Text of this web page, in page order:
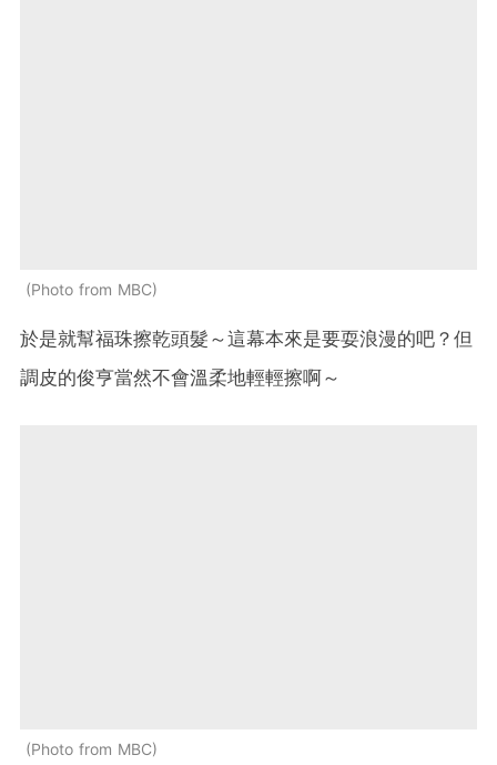
Photo from MBC
於是就幫福珠擦乾頭髮～這幕本來是要耍浪漫的吧？但
調皮的俊亨當然不會溫柔地輕輕擦啊～
Photo from MBC